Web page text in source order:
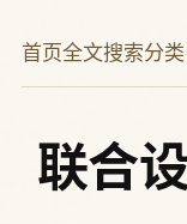
首页全文搜索分
联合